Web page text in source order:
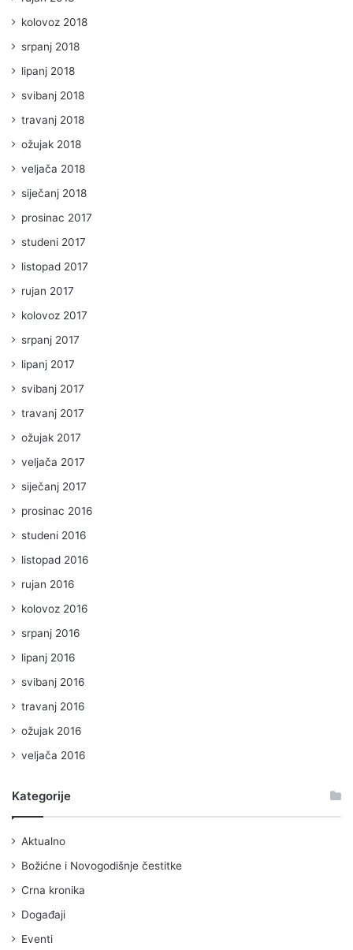
kolovoz 2018
srpanj 2018
lipanj 2018
svibanj 2018
travanj 2018
ožujak 2018
veljača 2018
siječanj 2018
prosinac 2017
studeni 2017
listopad 2017
rujan 2017
kolovoz 2017
srpanj 2017
lipanj 2017
svibanj 2017
travanj 2017
ožujak 2017
veljača 2017
siječanj 2017
prosinac 2016
studeni 2016
listopad 2016
rujan 2016
kolovoz 2016
srpanj 2016
lipanj 2016
svibanj 2016
travanj 2016
ožujak 2016
veljača 2016
Kategorije
Aktualno
Božićne i Novogodišnje čestitke
Crna kronika
Događaji
Eventi